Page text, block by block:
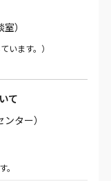
）
います。）
て
ンター）